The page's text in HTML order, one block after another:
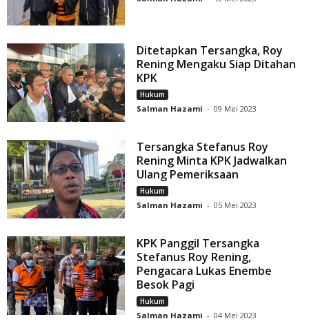
Ditetapkan Tersangka, Roy
Rening Mengaku Siap Ditahan
KPK
Hukum
Salman Hazami - 09 Mei 2023
Tersangka Stefanus Roy
Rening Minta KPK Jadwalkan
Ulang Pemeriksaan
Hukum
Salman Hazami - 05 Mei 2023
KPK Panggil Tersangka
Stefanus Roy Rening,
Pengacara Lukas Enembe
Besok Pagi
Hukum
Salman Hazami - 04 Mei 2023